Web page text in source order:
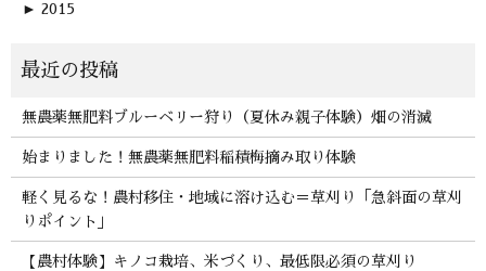
► 2015
無農薬無肥料ブルーベリー狩り（夏休み親子体験）畑の消滅
始まりました！無農薬無肥料稲積梅摘み取り体験
軽く見るな！農村移住・地域に溶け込む＝草刈り「急斜面の草刈
りポイント」
【農村体験】キノコ栽培、米づくり、最低限必須の草刈り